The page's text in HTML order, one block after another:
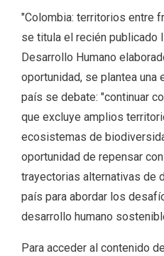
"Colombia: territorios entre
se titula el recién publicado
Desarrollo Humano
oportunidad, se plantea una
país se debate: "continuar
que excluye amplios
ecosistemas de
oportunidad de repensar
trayectorias alternativas de
país para abordar los
desarrollo humano
Para acceder al contenido